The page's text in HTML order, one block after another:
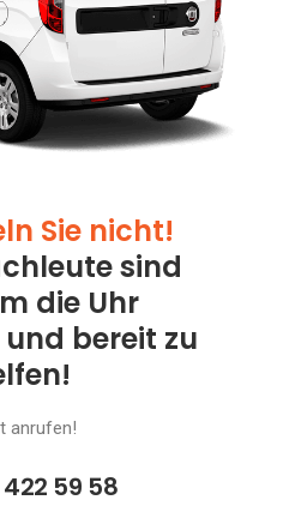
Sie nicht!
sind
die Uhr
bereit zu
anrufen!
59 58